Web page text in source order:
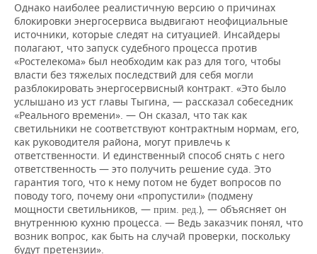
Однако наиболее реалистичную версию о причинах
блокировки энергосервиса выдвигают неофициальные
источники, которые следят на ситуацией. Инсайдеры
полагают, что запуск судебного процесса против
«Ростелекома» был необходим как раз для того, чтобы
власти без тяжелых последствий для себя могли
разблокировать энергосервисный контракт. «Это было
услышано из уст главы Тыгина, — рассказал собеседник
«Реального времени». — Он сказал, что так как
светильники не соответствуют контрактным нормам, его,
как руководителя района, могут привлечь к
ответственности. И единственный способ снять с него
ответственность — это получить решение суда. Это
гарантия того, что к нему потом не будет вопросов по
поводу того, почему они «пропустили» (подмену
мощности светильников, — прим. ред.), — объясняет он
внутреннюю кухню процесса. — Ведь заказчик понял, что
возник вопрос, как быть на случай проверки, поскольку
будут претензии».